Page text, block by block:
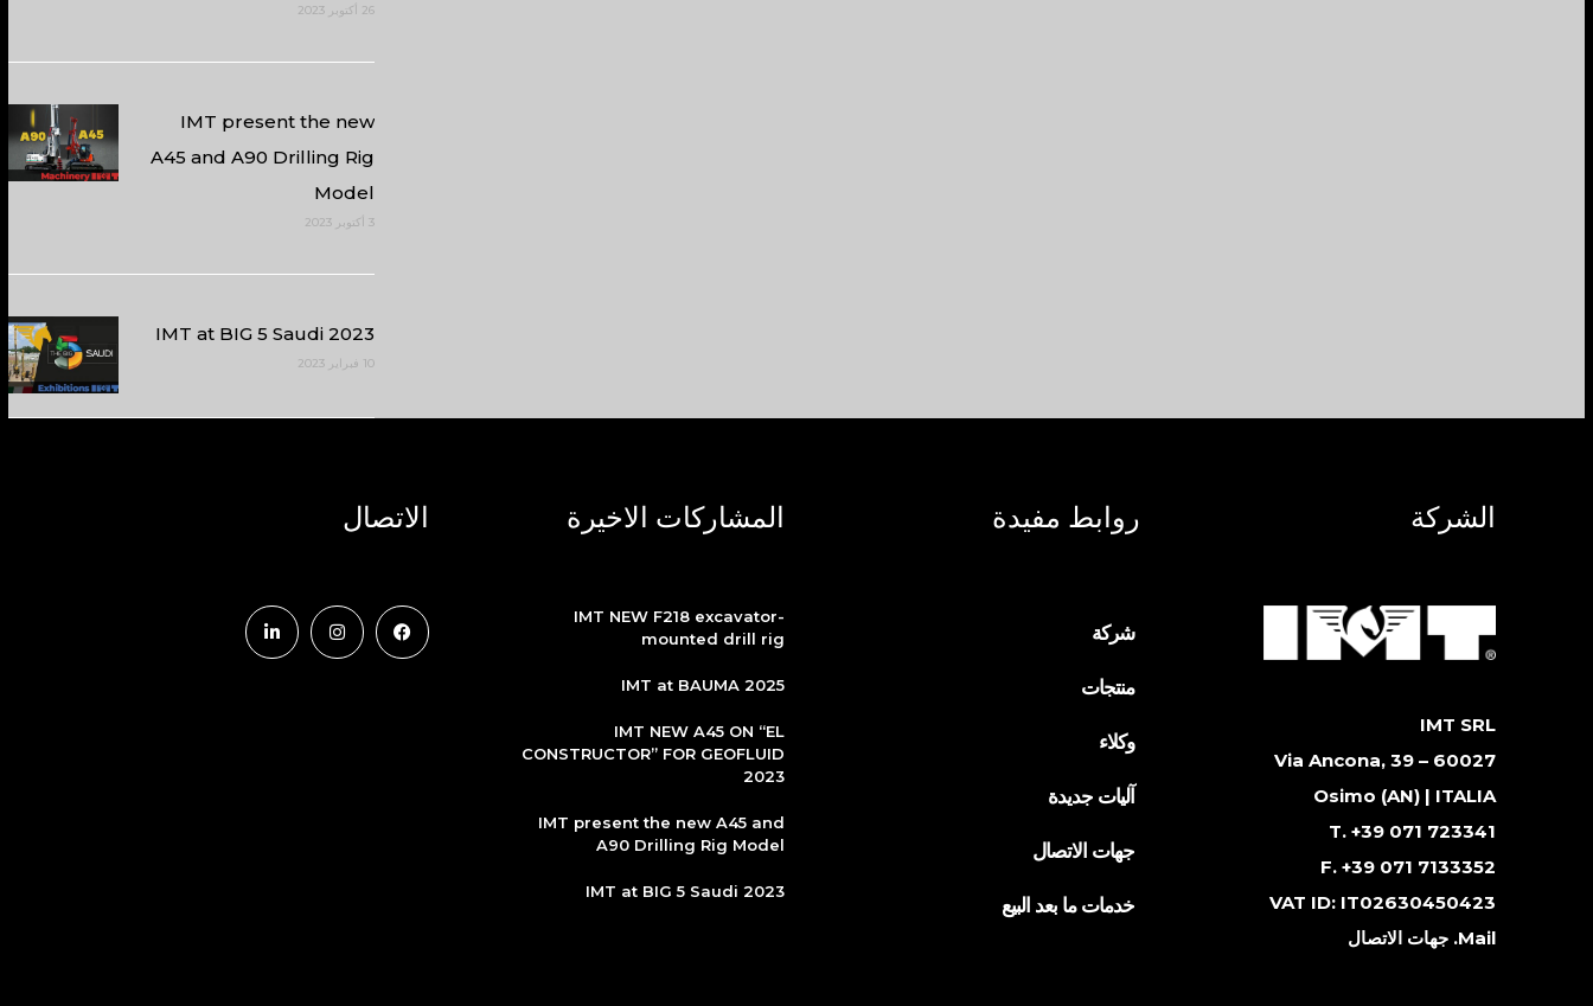
26 أكتوبر 2023
IMT present the new
A45 and A90 Drilling Rig
Model
3 أكتوبر 2023
IMT at BIG 5 Saudi 2023
10 فبراير 2023
الشركة
IMT SRL
Via Ancona, 39 – 60027
Osimo (AN) | ITALIA
T. +39 071 723341
F. +39 071 7133352
VAT ID: IT02630450423
Mail. جهات الاتصال
روابط مفيدة
شركة
منتجات
وكلاء
آليات جديدة
جهات الاتصال
خدمات ما بعد البيع
المشاركات الاخيرة
IMT NEW F218 excavator-
mounted drill rig
IMT at BAUMA 2025
IMT NEW A45 ON “EL
CONSTRUCTOR” FOR GEOFLUID
2023
IMT present the new A45 and
A90 Drilling Rig Model
IMT at BIG 5 Saudi 2023
الاتصال